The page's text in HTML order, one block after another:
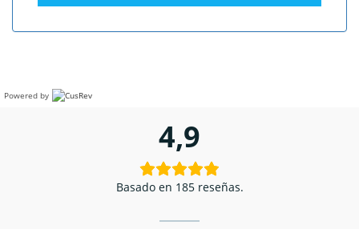
Powered by
4,9
Basado en 185 reseñas.